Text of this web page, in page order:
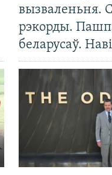
вызваленьня.
рэкорды.
беларусаў.